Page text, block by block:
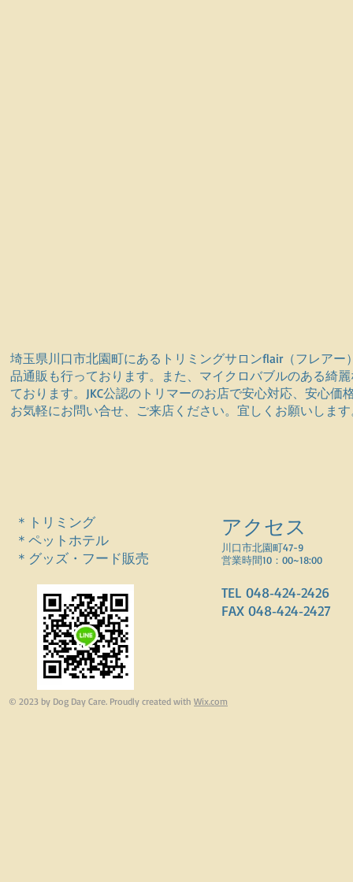
埼玉県川口市北園町にあるトリミングサロンflair（フレア
品通販も行っております。また、マイクロバブルのある綺
ております。JKC公認のトリマーのお店で安心対応、安心
お気軽にお問い合せ、ご来店ください。宜しくお願いしま
＊トリミング
＊ペットホテル
＊グッズ・フード販売
アクセス
川口市北園町47-9
営業時間10：00~18:00
TEL 048‐424‐2426
FAX 048‐424‐2427
© 2023 by Dog Day Care. Proudly created with Wix.com